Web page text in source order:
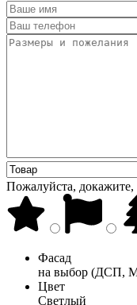
Пожалуйста,
Фасад
на выбор (ДСП,
Цвет
Светлый